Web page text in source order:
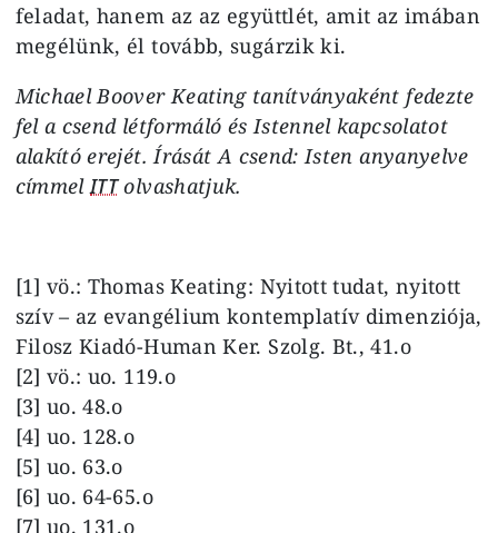
feladat, hanem az az együttlét, amit az imában
megélünk, él tovább, sugárzik ki.
Michael Boover Keating tanítványaként fedezte
fel a csend létformáló és Istennel kapcsolatot
alakító erejét. Írását A csend: Isten anyanyelve
címmelITTolvashatjuk.
[1] vö.: Thomas Keating: Nyitott tudat, nyitott
szív – az evangélium kontemplatív dimenziója,
Filosz Kiadó-Human Ker. Szolg. Bt., 41.o
[2] vö.: uo. 119.o
[3] uo. 48.o
[4] uo. 128.o
[5] uo. 63.o
[6] uo. 64-65.o
[7] uo. 131.o